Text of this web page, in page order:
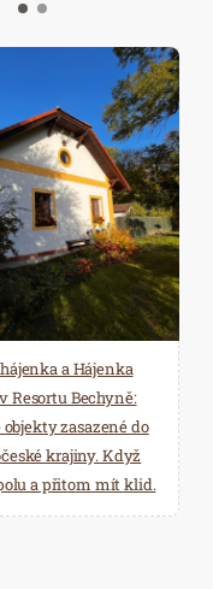
v lyžařských
které rovněž
terénu a
tuby? Tato
Axamer Lizum.
si lyžařská a
v rozmanitém
prašan v
Adrenalinoví
severní
dostanete z
do výšky 1 905
upravené
Skylinepark s
a Hájenka
Resortu Bechyně:
zasazené do
krajiny. Když
a přitom mít klid.